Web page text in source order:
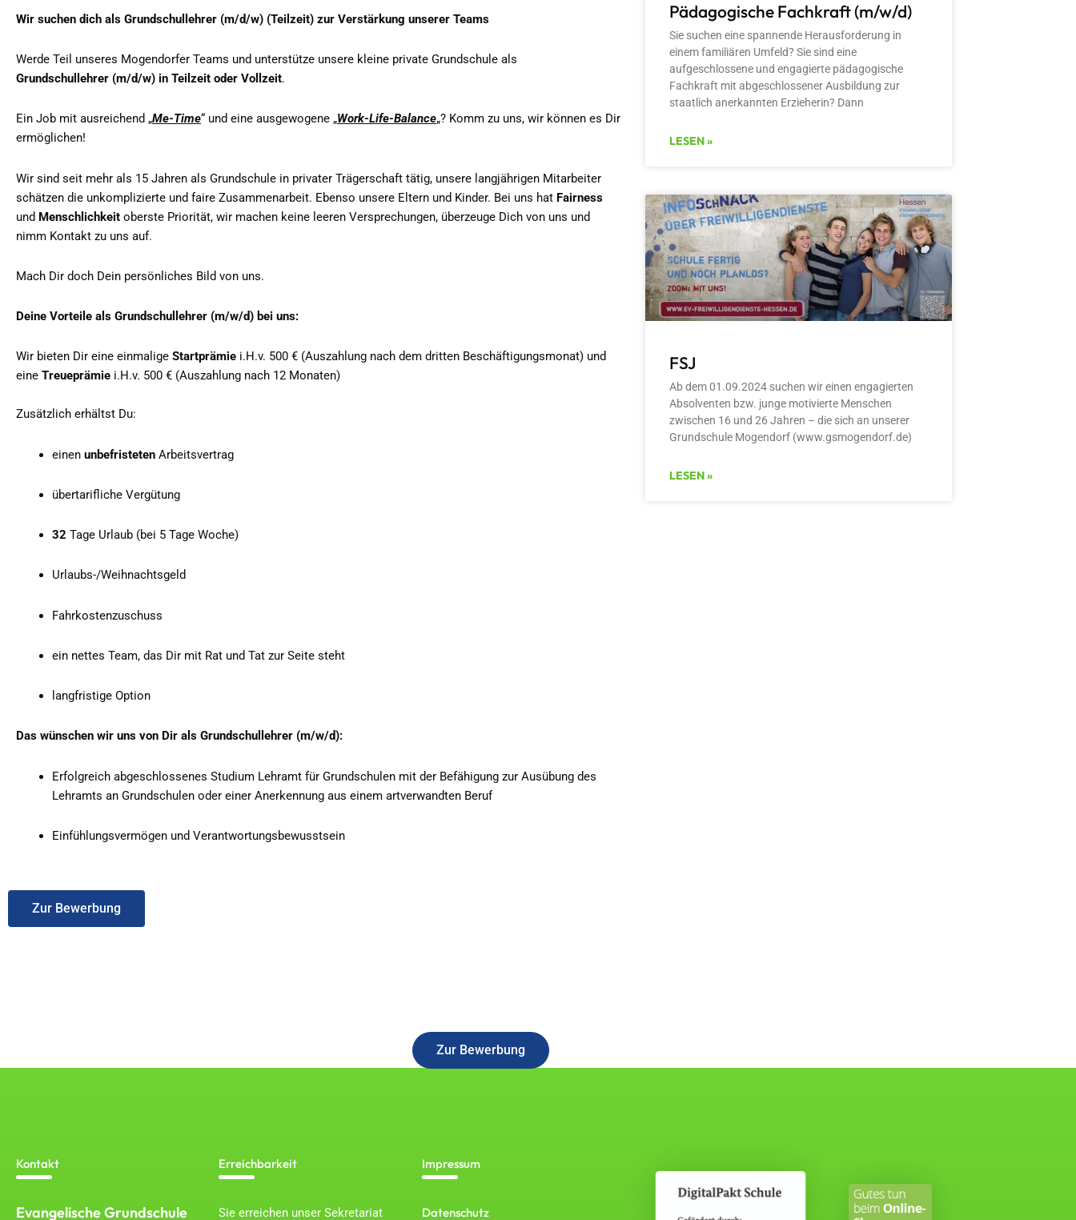
Wir suchen dich als Grundschullehrer (m/d/w) (Teilzeit) zur Verstärkung unserer Teams
Werde Teil unseres Mogendorfer Teams und unterstütze unsere kleine private Grundschule als
Grundschullehrer (m/d/w) in Teilzeit oder Vollzeit.
Ein Job mit ausreichend „Me-Time“ und eine ausgewogene „Work-Life-Balance„? Komm zu uns, wir können es Dir
ermöglichen!
Wir sind seit mehr als 15 Jahren als Grundschule in privater Trägerschaft tätig, unsere langjährigen Mitarbeiter
schätzen die unkomplizierte und faire Zusammenarbeit. Ebenso unsere Eltern und Kinder. Bei uns hat Fairness
und Menschlichkeit oberste Priorität, wir machen keine leeren Versprechungen, überzeuge Dich von uns und
nimm Kontakt zu uns auf.
Mach Dir doch Dein persönliches Bild von uns.
Deine Vorteile als Grundschullehrer (m/w/d) bei uns:
Wir bieten Dir eine einmalige Startprämie i.H.v. 500 € (Auszahlung nach dem dritten Beschäftigungsmonat) und
eine Treueprämie i.H.v. 500 € (Auszahlung nach 12 Monaten)
Zusätzlich erhältst Du:
einen unbefristeten Arbeitsvertrag
übertarifliche Vergütung
32 Tage Urlaub (bei 5 Tage Woche)
Urlaubs-/Weihnachtsgeld
Fahrkostenzuschuss
ein nettes Team, das Dir mit Rat und Tat zur Seite steht
langfristige Option
Das wünschen wir uns von Dir als Grundschullehrer (m/w/d):
Erfolgreich abgeschlossenes Studium Lehramt für Grundschulen mit der Befähigung zur Ausübung des
Lehramts an Grundschulen oder einer Anerkennung aus einem artverwandten Beruf
Einfühlungsvermögen und Verantwortungsbewusstsein
Zur Bewerbung
Pädagogische Fachkraft (m/w/d)
Sie suchen eine spannende Herausforderung in
einem familiären Umfeld? Sie sind eine
aufgeschlossene und engagierte pädagogische
Fachkraft mit abgeschlossener Ausbildung zur
staatlich anerkannten Erzieherin? Dann
LESEN »
FSJ
Ab dem 01.09.2024 suchen wir einen engagierten
Absolventen bzw. junge motivierte Menschen
zwischen 16 und 26 Jahren – die sich an unserer
Grundschule Mogendorf (www.gsmogendorf.de)
LESEN »
Zur Bewerbung
Kontakt
Evangelische Grundschule
Erreichbarkeit
Sie erreichen unser Sekretariat
Impressum
Datenschutz